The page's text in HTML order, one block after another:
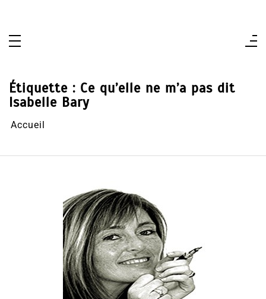
Étiquette : Ce qu’elle ne m’a pas dit
Isabelle Bary
Accueil